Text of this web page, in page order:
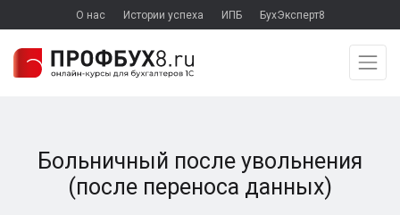
О нас Истории успеха ИПБ БухЭксперт8
Больничный после увольнения
(после переноса данных)